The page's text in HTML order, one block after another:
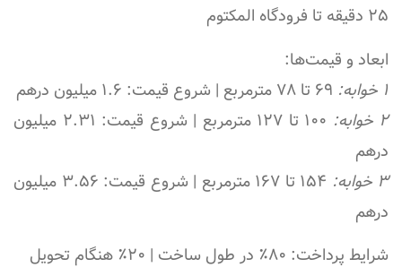
۲۵ دقیقه تا فرودگاه المکتوم
ابعاد و قیمت‌ها:
۱ خوابه:
۲ خوابه:
۱۰۰ تا ۱۲۷ مترمربع | شروع قیمت: ۲.۳۱ میلیون
درهم
۳ خوابه:
۱۵۴ تا ۱۶۷ مترمربع | شروع قیمت: ۳.۵۶ میلیون
درهم
شرایط پرداخت: